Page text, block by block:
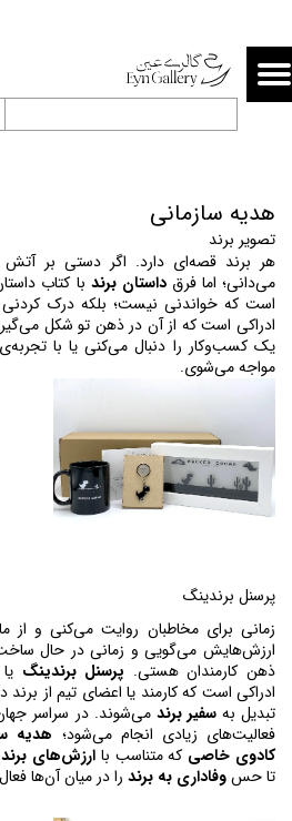
حساب کاربری من
تغییر گذر واژه
خروج از حساب کاربری
هدیه سازمانی
تصویر برند
می‌دانی؛ اما فرق
داستان برند
است که خواندنی نیست؛ بلکه درک
مواجه می‌شوی.
پرسنل برندینگ
زمانی برای مخاطبان روایت می‌کنی و از ماجراهای
ذهن کارمندان هستی. پرسنل برندینگ یا
تبدیل به سفیر برند می‌شوند. در سراسر جهان برای این نوع از
فعالیت‌های زیادی انجام می‌شود؛
هدیه
کادوی خاصی که متناسب با ارزش‌های برند
تا حس وفاداری به برند را در میان آن‌ها فعال کنی.